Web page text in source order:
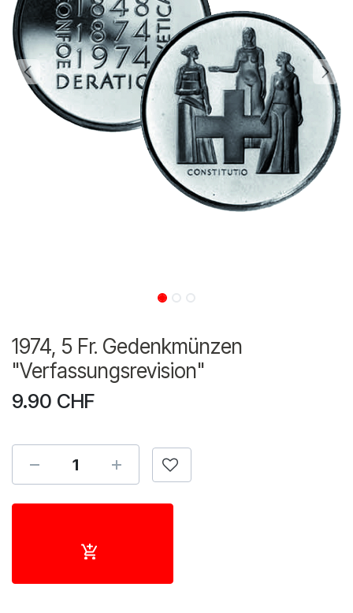
1974, 5 Fr. Gedenkmünzen
"Verfassungsrevision"
9.90 CHF